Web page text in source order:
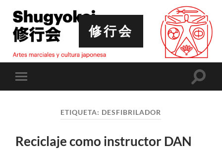
修行会
Alternar
el
ETIQUETA: DESFIBRILADOR
Reciclaje como instructor DAN